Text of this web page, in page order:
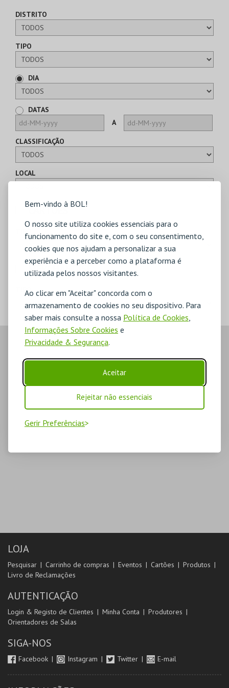
Bem-vindo à BOL!
O nosso site utiliza cookies essenciais para o
funcionamento do site e, com o seu consentimento,
cookies que nos ajudam a personalizar a sua
experiência e a perceber como a plataforma é
utilizada pelos nossos visitantes.
Ao clicar em "Aceitar" concorda com o
armazenamento de cookies no seu dispositivo. Para
saber mais consulte a nossa Política de Cookies
Informações Sobre Cookies e
Privacidade & Segurança.
Aceitar
Rejeitar não essenciais
Gerir Preferências
DISTRITO
TIPO
DIA
DATAS
A
CLASSIFICAÇÃO
LOCAL
CARTÕES
TIPO
MERCHANDISE
TIPO
LOJA
Pesquisar Carrinho de compras Eventos Cartões
Produtos
Livro de Reclamações
AUTENTICAÇÃO
Login & Registo de Clientes Minha Conta
Produtores
Orientadores de Salas
SIGA-NOS
Facebook Instagram Twitter E-mail